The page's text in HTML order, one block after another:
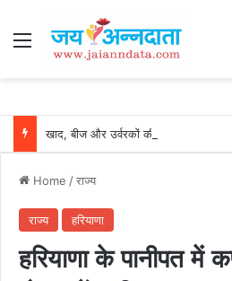
Menu
Home /राज्य
राज्य हरियाणा
हरियाणा के पानीपत